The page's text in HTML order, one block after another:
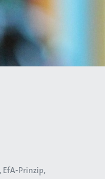
EfA-Prinzip